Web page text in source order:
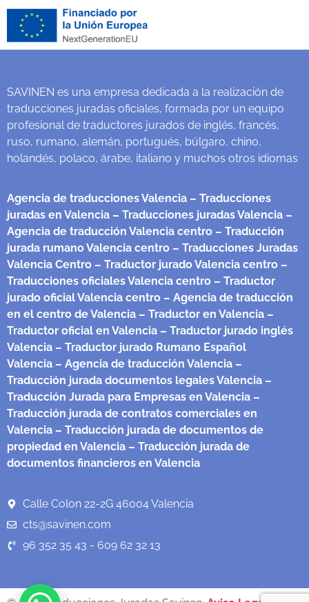
SAVINEN es una empresa dedicada a la realización de
traducciones juradas oficiales, formada por un equipo
profesional de traductores jurados de inglés, francés,
ruso, rumano, alemán, portugués, búlgaro, chino,
holandés, polaco, árabe, italiano y muchos otros idiomas
Agencia de traducciones Valencia – Traducciones
juradas en Valencia – Traducciones juradas Valencia –
Agencia de traducción Valencia centro – Traducción
jurada rumano Valencia centro – Traducciones Juradas
Valencia Centro – Traductor jurado Valencia centro –
Traducciones oficiales Valencia centro – Traductor
jurado oficial Valencia centro – Agencia de traducción
en el centro de Valencia – Traductor en Valencia –
Traductor oficial en Valencia – Traductor jurado inglés
Valencia – Traductor jurado Rumano Español
Valencia – Agencia de traducción Valencia –
Traducción jurada documentos legales Valencia –
Traducción Jurada para Empresas en Valencia –
Traducción jurada de contratos comerciales en
Valencia – Traducción jurada de documentos de
propiedad en Valencia – Traducción jurada de
documentos financieros en Valencia
Calle Colon 22-2G 46004 Valencia
cts@savinen.com
96 352 35 43 - 609 62 32 13